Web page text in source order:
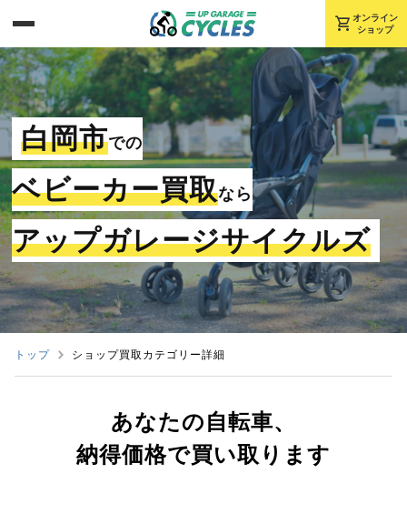
shopping_cart オンライン
ショップ
白岡市での
ベビーカー買取なら
アップガレージサイクルズ
トップ ショップ買取カテゴリー詳細
あなたの自転車、
納得価格で買い取ります